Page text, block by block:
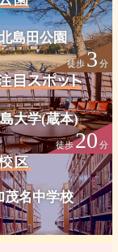
島田公園
徒歩3 分
大学(蔵本)
徒歩20分
茂名中学校